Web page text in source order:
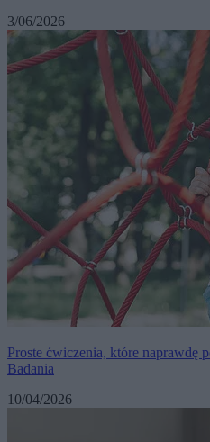
3/06/2026
Proste ćwiczenia, które naprawdę
Badania
10/04/2026